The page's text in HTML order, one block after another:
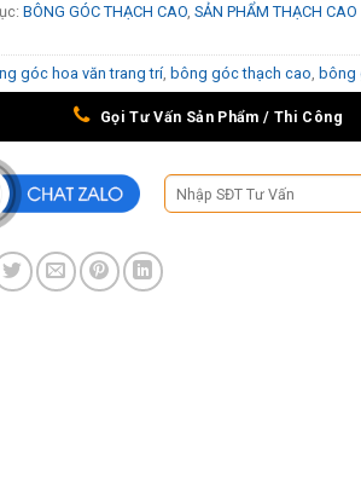
BÔNG GÓC THẠCH CAO SẢN PHẨM THẠCH CAO
góc hoa văn trang trí bông góc thạch cao bông
Gọi Tư Vấn Sản Phẩm / Thi Công